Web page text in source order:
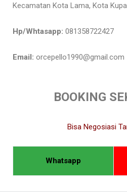
Kecamatan Kota Lama, Kota
Hp/Whtasapp: 081358722427
Email: orcepello1990@gmail.com
BOOKING
Bisa Negosiasi
Whatsapp